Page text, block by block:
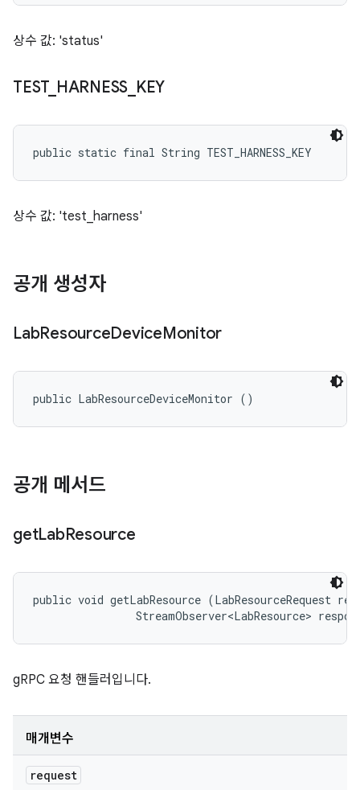
상수 값: 'status'
TEST_ HARNESS KEY
public static final String TEST_HARNESS_KEY
상수 값: 'test_harness'
공개 생성자
LabResourceDeviceMonitor
public LabResourceDeviceMonitor ()
공개 메서드
getLabResource
public void getLabResource (LabResourceRequest
StreamObserver<LabResource>
gRPC 요청 핸들러입니다.
매개변수
request